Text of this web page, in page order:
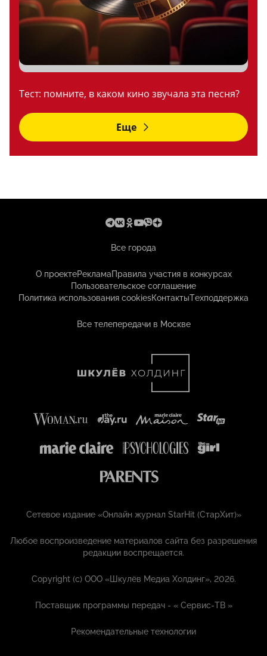
Тест: помните, в каком кино звучала эта песня?
Еще
Все города
О проектеРекламаПравила участия в конкурсах
Пользовательское соглашение
Политика использования cookiesКонтактыТехподдержка
Все телепередачи в Москве
Сетевое издание «Онлайн журнал StarHit (СтарХит)»
Любое воспроизведение материалов сайта без разрешения
редакции воспрещается.
Copyright (с) ООО «Шкулёв Медиа Холдинг», 2026.
Поставщик программы передач - «Сервис-ТВ »
Рекомендательные технологии